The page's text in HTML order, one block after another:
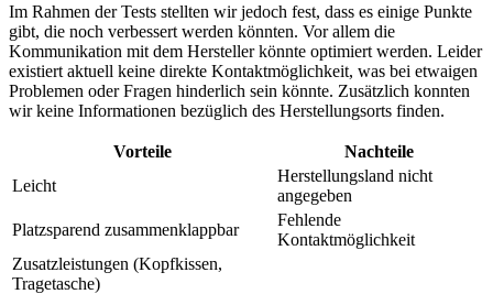
Im Rahmen der Tests stellten wir jedoch fest, dass es einige Punkte
gibt, die noch verbessert werden könnten. Vor allem die
Kommunikation mit dem Hersteller könnte optimiert werden. Leider
existiert aktuell keine direkte Kontaktmöglichkeit, was bei etwaigen
Problemen oder Fragen hinderlich sein könnte. Zusätzlich konnten
wir keine Informationen bezüglich des Herstellungsorts finden.
Vorteile
Nachteile
Leicht
Herstellungsland nicht
angegeben
Platzsparend zusammenklappbar
Fehlende
Kontaktmöglichkeit
Zusatzleistungen (Kopfkissen,
Tragetasche)